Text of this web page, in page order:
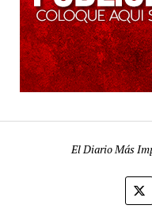
El Diario Más